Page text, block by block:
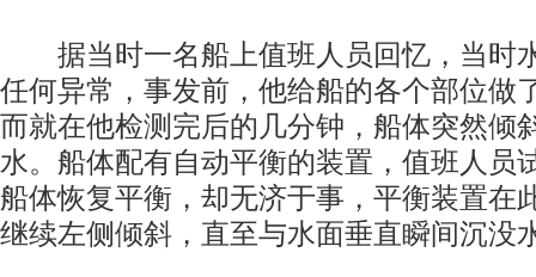
据当时一名船上值班人员回忆，当时
任何异常，事发前，他给船的各个部位做
而就在他检测完后的几分钟，船体突然倾
水。船体配有自动平衡的装置，值班人员
船体恢复平衡，却无济于事，平衡装置在
继续左侧倾斜，直至与水面垂直瞬间沉没